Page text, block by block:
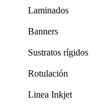
Laminados
Banners
Sustratos rígidos
Rotulación
Linea Inkjet